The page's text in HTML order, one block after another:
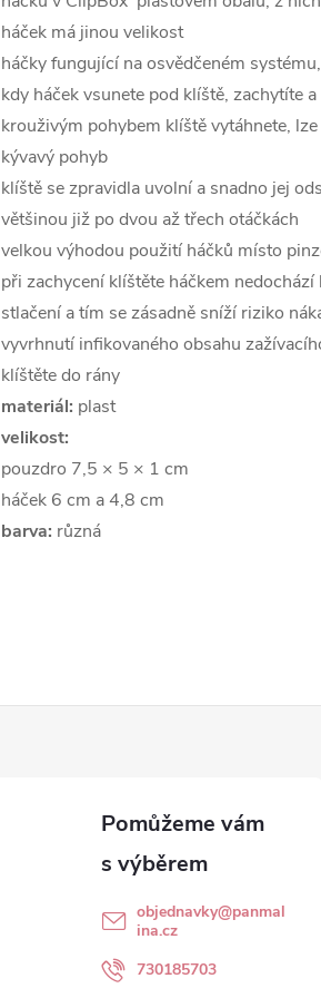
háček má jinou velikost
háčky fungující na osvědčeném systému,
kdy háček vsunete pod klíště, zachytíte
krouživým pohybem klíště vytáhnete,
kývavý pohyb
klíště se zpravidla uvolní a snadno jej
většinou již po dvou až třech otáčkách
velkou výhodou použití háčků místo
při zachycení klíštěte háčkem nedochází
stlačení a tím se zásadně sníží riziko
vyvrhnutí infikovaného obsahu
klíštěte do rány
materiál: plast
velikost:
pouzdro 7,5 × 5 × 1 cm
háček 6 cm a 4,8 cm
barva: různá
objednavky@panmal
ina.cz
730185703